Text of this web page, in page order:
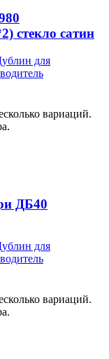
стекло сатин
для
вариаций.
ДБ40
для
вариаций.